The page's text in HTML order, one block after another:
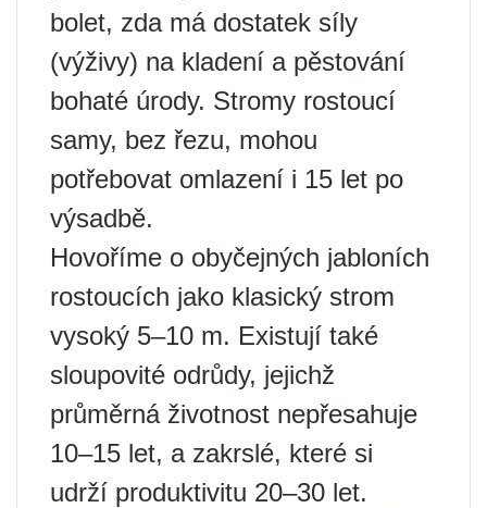
bolet, zda má dostatek síly
(výživy) na kladení a pěstování
bohaté úrody. Stromy rostoucí
samy, bez řezu, mohou
potřebovat omlazení i 15 let po
výsadbě.
Hovoříme o obyčejných jabloních
rostoucích jako klasický strom
vysoký 5–10 m. Existují také
sloupovité odrůdy, jejichž
průměrná životnost nepřesahuje
10–15 let, a zakrslé, které si
udrží produktivitu 20–30 let.